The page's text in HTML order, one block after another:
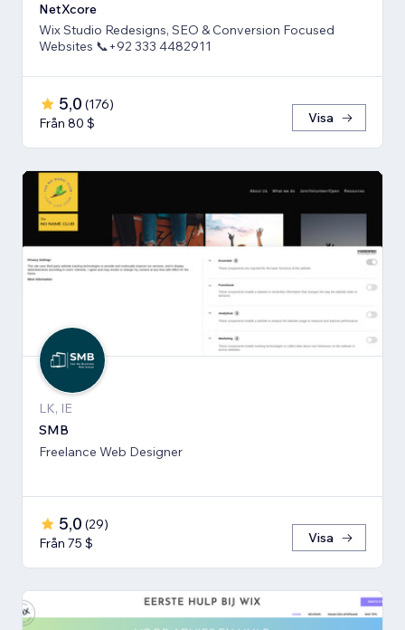
NetXcore
Wix Studio Redesigns, SEO & Conversion Focused
Websites 📞+92 333 4482911
5,0 (176)
Från 80 $
Visa
LK, IE
SMB
Freelance Web Designer
5,0 (29)
Från 75 $
Visa